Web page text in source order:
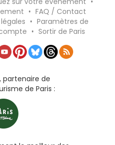
• FAQ / Contact
• Paramètres de
• Sortir de Paris
partenaire de
de Paris :